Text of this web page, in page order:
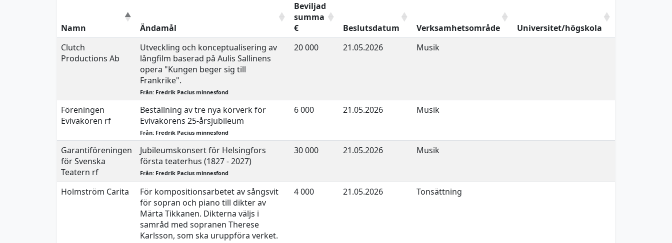
Namn Ändamål
Beviljad
summa
€
Beslutsdatum Verksamhetsområde
Universitet/högskola
Clutch
Productions Ab
Utveckling och konceptualisering av
långfilm baserad på Aulis Sallinens
opera "Kungen beger sig till
Frankrike".
Från: Fredrik Pacius minnesfond
20 000 21.05.2026 Musik
Föreningen
Evivakören rf
Beställning av tre nya körverk för
Evivakörens 25-årsjubileum
Från: Fredrik Pacius minnesfond
6 000 21.05.2026 Musik
Garantiföreningen
för Svenska
Teatern rf
Jubileumskonsert för Helsingfors
första teaterhus (1827 - 2027)
Från: Fredrik Pacius minnesfond
30 000 21.05.2026 Musik
Holmström Carita
För kompositionsarbetet av sångsvit
för sopran och piano till dikter av
Märta Tikkanen. Dikterna väljs i
samråd med sopranen Therese
Karlsson, som ska uruppföra verket.
4 000 21.05.2026 Tonsättning